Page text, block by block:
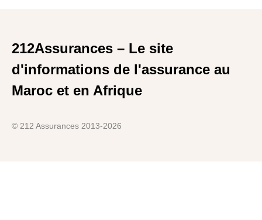
212Assurances – Le site
d'informations de l'assurance au
Maroc et en Afrique
© 212 Assurances 2013-2026